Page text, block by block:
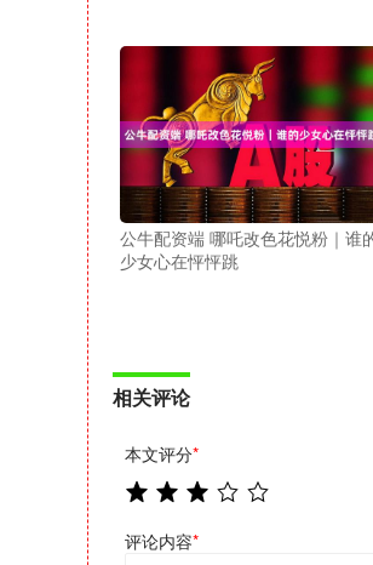
公牛配资端 哪吒改色花悦粉｜谁
少女心在怦怦跳
相关评论
本文评分*
评论内容*